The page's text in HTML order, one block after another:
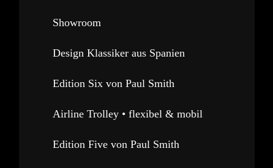
Showroom
Design Klassiker aus Spanien
Edition Six von Paul Smith
Airline Trolley • flexibel & mobil
Edition Five von Paul Smith